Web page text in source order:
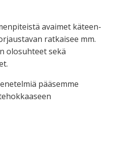
avaimet käteen-
ratkaisee mm.
olosuhteet sekä
pääsemme